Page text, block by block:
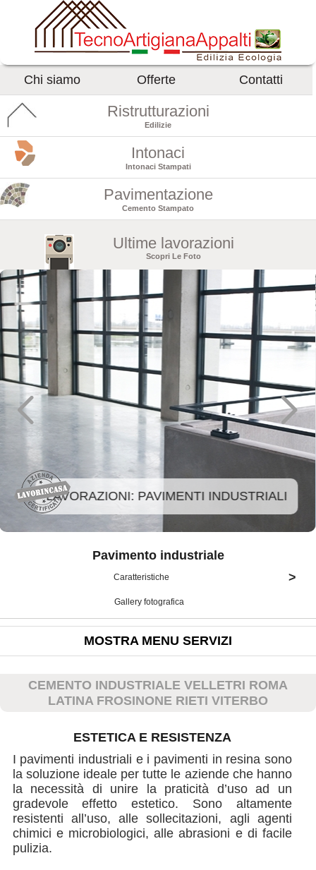
Chi siamo Offerte Contatti
Ristrutturazioni
Edilizie
Intonaci
Intonaci Stampati
Pavimentazione
Cemento Stampato
Ultime lavorazioni
Scopri Le Foto
LAVORAZIONI: PAVIMENTI INDUSTRIALI
Pavimento industriale
Caratteristiche >
Gallery fotografica
MOSTRA MENU SERVIZI
CEMENTO INDUSTRIALE VELLETRI ROMA
LATINA FROSINONE RIETI VITERBO
ESTETICA E RESISTENZA
I pavimenti industriali e i pavimenti in resina sono
la soluzione ideale per tutte le aziende che hanno
la necessità di unire la praticità d’uso ad un
gradevole effetto estetico. Sono altamente
resistenti all’uso, alle sollecitazioni, agli agenti
chimici e microbiologici, alle abrasioni e di facile
pulizia.